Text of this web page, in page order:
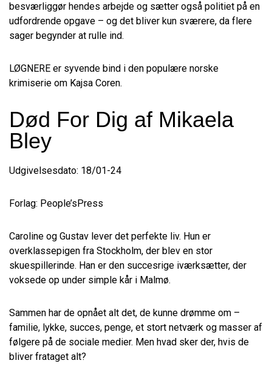
besværliggør hendes arbejde og sætter også politiet på en
udfordrende opgave – og det bliver kun sværere, da flere
sager begynder at rulle ind.
LØGNERE er syvende bind i den populære norske
krimiserie om Kajsa Coren.
Død For Dig af Mikaela
Bley
Udgivelsesdato: 18/01-24
Forlag: People’sPress
Caroline og Gustav lever det perfekte liv. Hun er
overklassepigen fra Stockholm, der blev en stor
skuespillerinde. Han er den succesrige iværksætter, der
voksede op under simple kår i Malmø.
Sammen har de opnået alt det, de kunne drømme om –
familie, lykke, succes, penge, et stort netværk og masser af
følgere på de sociale medier. Men hvad sker der, hvis de
bliver frataget alt?